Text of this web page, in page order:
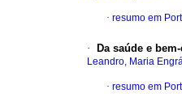
· resumo em
· Da saúde e
Leandro, Maria
· resumo em